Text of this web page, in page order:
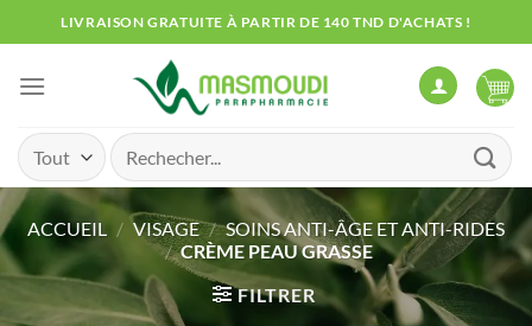
au
contenu
LIVRAISON GRATUITE À PARTIR DE 140 TND D'ACHATS !
Recherche
pour :
ACCUEIL / VISAGE / SOINS ANTI-ÂGE ET ANTI-RIDES
/ CRÈME PEAU GRASSE
FILTRER